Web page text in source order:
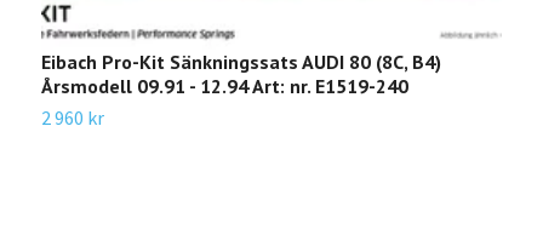
Eibach Pro-Kit Sänkningssats AUDI 80 (8C, B4)
Årsmodell 09.91 - 12.94 Art: nr. E1519-240
2 960 kr